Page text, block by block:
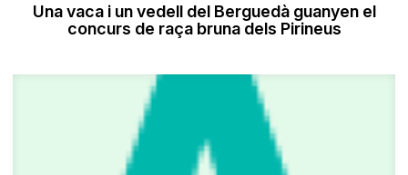
Una vaca i un vedell del Berguedà guanyen el
concurs de raça bruna dels Pirineus